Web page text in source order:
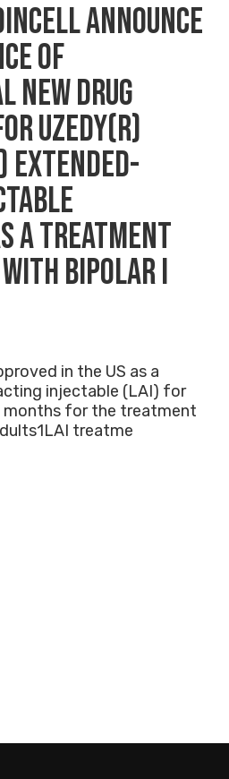
ANNOUNCE
OF
NEW DRUG
UZEDY(R)
EXTENDED-
A TREATMENT
BIPOLAR I
in the US as a
injectable (LAI) for
months for the treatment
treatme